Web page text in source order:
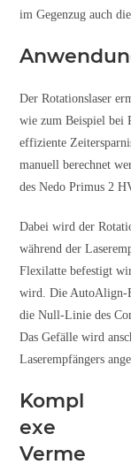
im Gegenzug auch
Der Rotationslaser
wie zum Beispiel bei
effiziente
manuell berechnet
des Nedo Primus 2
Dabei wird der
während der
Flexilatte befestigt
wird. Die AutoAlign-
die Null-Linie des
Das Gefälle wird
Laserempfängers
Kompl
exe
Verme